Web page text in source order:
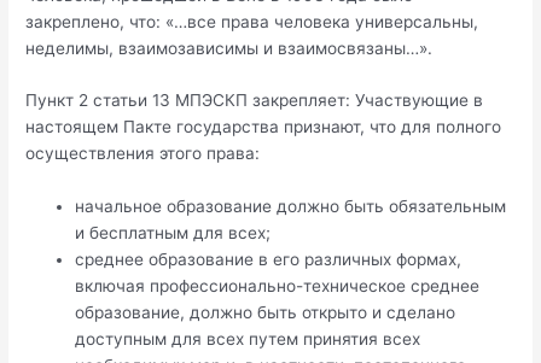
закреплено, что: «…все права человека универсальны,
неделимы, взаимозависимы и взаимосвязаны…».
Пункт 2 статьи 13 МПЭСКП закрепляет: Участвующие в
настоящем Пакте государства признают, что для полного
осуществления этого права:
начальное образование должно быть обязательным
и бесплатным для всех;
среднее образование в его различных формах,
включая профессионально-техническое среднее
образование, должно быть открыто и сделано
доступным для всех путем принятия всех